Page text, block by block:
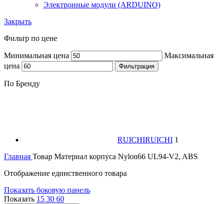
Электронные модули (ARDUINO)
Закрыть
Фильтр по цене
Минимальная цена
Максимальная
цена
Фильтрация
По Бренду
RUICHIRUICHI 1
Главная Товар Материал корпуса Nylon66 UL94-V2, ABS
Отображение единственного товара
Показать боковую панель
Показать 15 30 60